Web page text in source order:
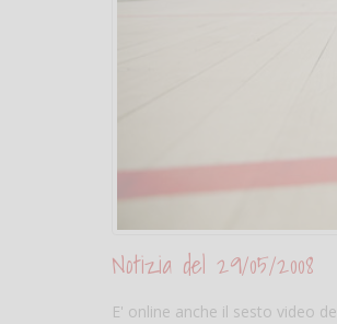
Notizia del 29/05/2008
E' online anche il sesto video